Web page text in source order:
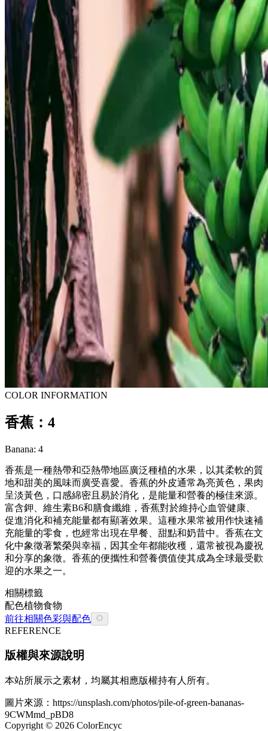
COLOR INFORMATION
香蕉：4
Banana: 4
香蕉是一種熱帶和亞熱帶地區廣泛種植的水果，以其柔軟的質
地和甜美的風味而廣受喜愛。香蕉的外皮通常為亮黃色，果肉
呈淡黃色，口感綿密且易於消化，是能量和營養的極佳來源。
富含鉀、維生素B6和膳食纖維，香蕉對於維持心血管健康、
促進消化和補充能量都有顯著效果。這種水果常被用作快速補
充能量的零食，也經常出現在早餐、甜點和奶昔中。香蕉在文
化中象徵著繁榮與幸福，因其全年都能收穫，還常被視為慶祝
和分享的象徵。香蕉的便攜性和營養價值使其成為全球最受歡
迎的水果之一。
相關標籤
配色植物食物
前往相關色彩與配色
REFERENCE
版權與來源說明
本站所展示之素材，均屬其相應版權持有人所有。
圖片來源： https://unsplash.com/photos/pile-of-green-bananas-
9CWMmd_pBD8
Copyright © 2026 ColorEncyc